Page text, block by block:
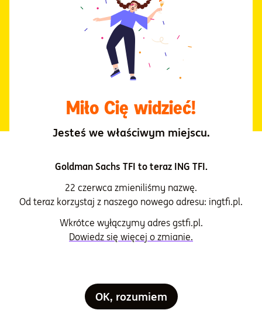
Dla naszych klientów stworzyliśmy
aplikację mobilną INGTFI24
Jak zacząć
inwestować?
Dopiero zaczynasz? Pomożemy Ci postawić
Miło Cię widzieć!
Jesteś we właściwym miejscu.
Goldman Sachs TFI to teraz ING TFI.
22 czerwca zmieniliśmy nazwę.
Od teraz korzystaj z naszego nowego adresu: ingtfi.pl.
Wkrótce wyłączymy adres gstfi.pl.
Dowiedz się więcej o zmianie.
OK, rozumiem